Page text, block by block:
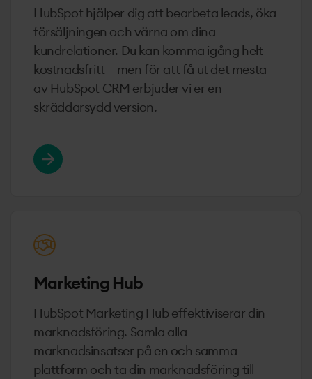
HubSpot hjälper dig att bearbeta leads, öka
försäljningen och värna om dina
kundrelationer. Du kan komma igång helt
kostnadsfritt – men för att få ut det mesta
av HubSpot CRM erbjuder vi er en
skräddarsydd version.
Läs mer om CRM-Hub
Marketing Hub
HubSpot Marketing Hub effektiviserar din
marknadsföring. Samla alla
marknadsinsatser på en och samma
plattform och ta din marknadsföring till